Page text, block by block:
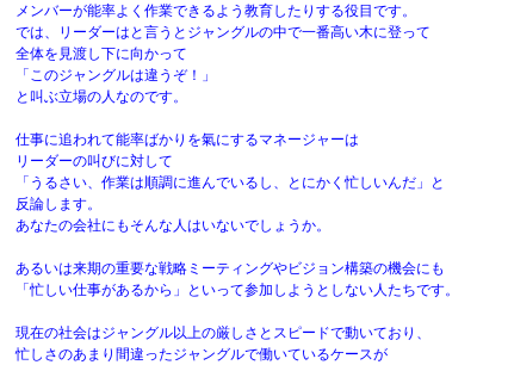
メンバーが能率よく作業できるよう教育したりする役目です。
では、リーダーはと言うとジャングルの中で一番高い木に登って
全体を見渡し下に向かって
「このジャングルは違うぞ！」
と叫ぶ立場の人なのです。
仕事に追われて能率ばかりを氣にするマネージャーは
リーダーの叫びに対して
「うるさい、作業は順調に進んでいるし、とにかく忙しいんだ」と
反論します。
あなたの会社にもそんな人はいないでしょうか。
あるいは来期の重要な戦略ミーティングやビジョン構築の機会にも
「忙しい仕事があるから」といって参加しようとしない人たちです。
現在の社会はジャングル以上の厳しさとスピードで動いており、
忙しさのあまり間違ったジャングルで働いているケースが